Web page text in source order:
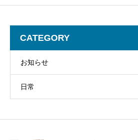
CATEGORY
お知らせ
日常